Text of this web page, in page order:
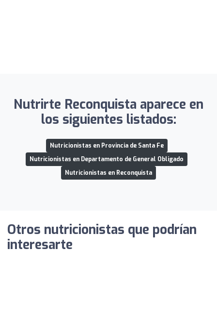
Nutrirte Reconquista aparece en
los siguientes listados:
Nutricionistas en Provincia de Santa Fe
Nutricionistas en Departamento de General Obligado
Nutricionistas en Reconquista
Otros nutricionistas que podrían
interesarte